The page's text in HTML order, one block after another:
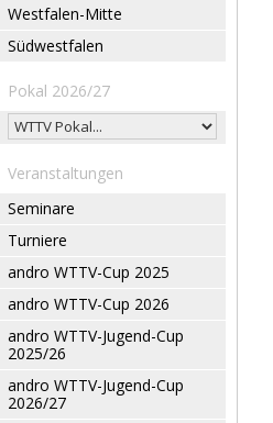
Westfalen-Mitte
Südwestfalen
Pokal 2026/27
Veranstaltungen
Seminare
Turniere
andro WTTV-Cup 2025
andro WTTV-Cup 2026
andro WTTV-Jugend-Cup
2025/26
andro WTTV-Jugend-Cup
2026/27